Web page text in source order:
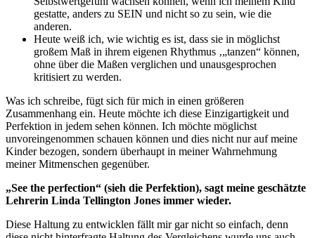
gestatte, anders zu SEIN und nicht so zu sein, wie die
anderen.
Heute weiß ich, wie wichtig es ist, dass sie in möglichst
großem Maß in ihrem eigenen Rhythmus ‚„tanzen“ können,
ohne über die Maßen verglichen und unausgesprochen
kritisiert zu werden.
Was ich schreibe, fügt sich für mich in einen größeren
Zusammenhang ein. Heute möchte ich diese Einzigartigkeit und
Perfektion in jedem sehen können. Ich möchte möglichst
unvoreingenommen schauen können und dies nicht nur auf meine
Kinder bezogen, sondern überhaupt in meiner Wahrnehmung
meiner Mitmenschen gegenüber.
„See the perfection“ (sieh die Perfektion), sagt meine geschätzte
Lehrerin Linda Tellington Jones immer wieder.
Diese Haltung zu entwicklen fällt mir gar nicht so einfach, denn